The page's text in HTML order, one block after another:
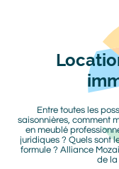
Entre toutes les
saisonnières, comment
en meublé
juridiques ? Quels sont
formule ? Alliance
de la